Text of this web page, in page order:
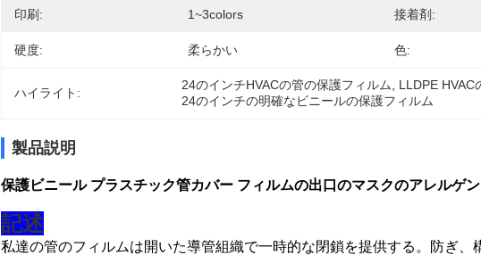
印刷: 1~3colors 接着剤:
硬度: 柔らかい 色:
ハイライト:
24のインチHVACの管の保護フィルム LLDPE HVAC
24のインチの明確なビニールの保護フィルム
製品説明
保護ビニール プラスチック管カバー フィルムの出口のマスクのアレルゲ
記述
私達の管のフィルムは開いた導管組織で一時的な閉鎖を提供する。防ぎ、